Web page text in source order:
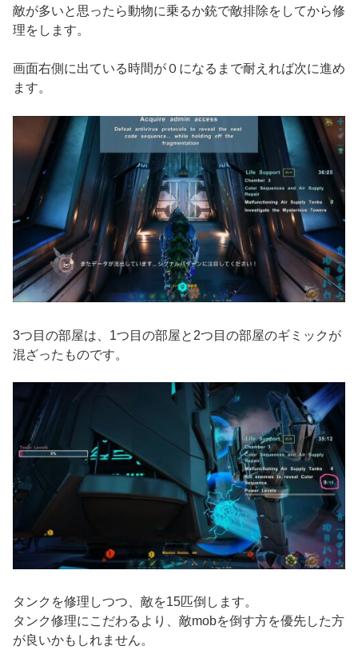
敵が多いと思ったら動物に乗るか銃で敵排除をしてから修
理をします。
画面右側に出ている時間が０になるまで耐えれば次に進め
ます。
3つ目の部屋は、1つ目の部屋と2つ目の部屋のギミックが
混ざったものです。
タンクを修理しつつ、敵を15匹倒します。
タンク修理にこだわるより、敵mobを倒す方を優先した方
が良いかもしれません。